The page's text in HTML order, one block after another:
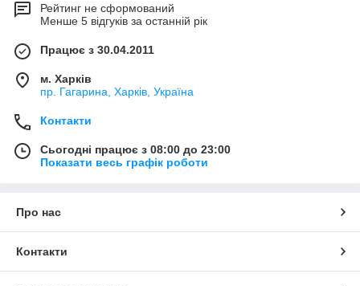
Рейтинг не сформований
Менше 5 відгуків за останній рік
Працює з 30.04.2011
м. Харків
пр. Гагарина, Харків, Україна
Контакти
Сьогодні працює з 08:00 до 23:00
Показати весь графік роботи
Про нас
Контакти